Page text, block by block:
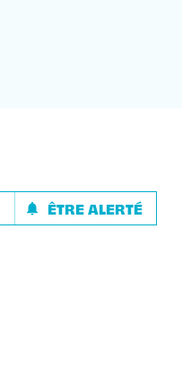
notifications ÊTRE ALERTÉ